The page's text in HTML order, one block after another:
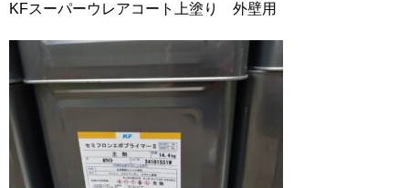
KFスーパーウレアコート上塗り 外壁用